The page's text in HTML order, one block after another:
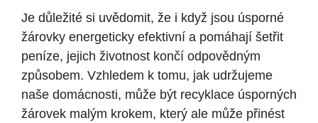
Je důležité si uvědomit, že i když jsou úsporné
žárovky energeticky efektivní a pomáhají šetřit
peníze, jejich životnost končí odpovědným
způsobem. Vzhledem k tomu, jak udržujeme
naše domácnosti, může být recyklace úsporných
žárovek malým krokem, který ale může přinést